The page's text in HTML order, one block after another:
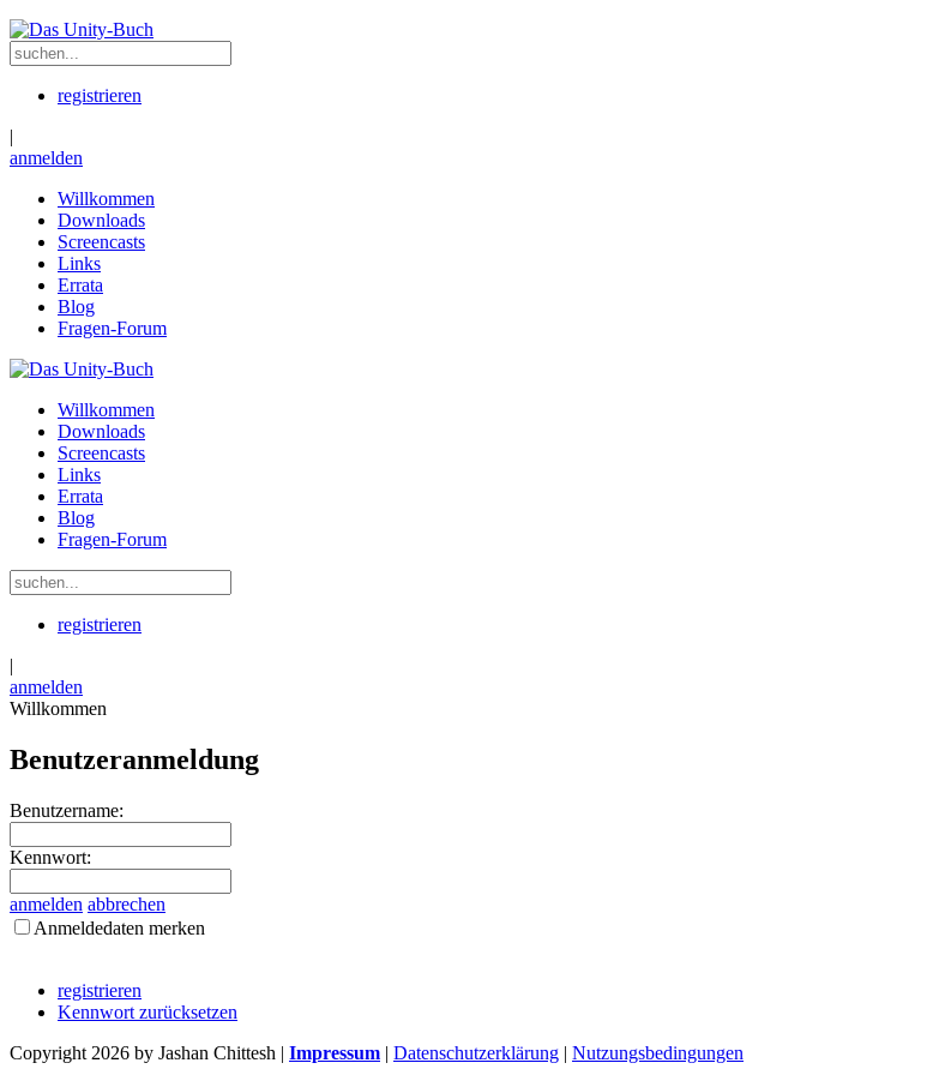
registrieren
|
anmelden
Willkommen
Downloads
Screencasts
Links
Errata
Blog
Fragen-Forum
Willkommen
Downloads
Screencasts
Links
Errata
Blog
Fragen-Forum
registrieren
|
anmelden
Willkommen
Benutzeranmeldung
Benutzername:
Kennwort:
anmelden abbrechen
Anmeldedaten merken
registrieren
Kennwort zurücksetzen
Copyright 2026 by Jashan Chittesh | Impressum | Datenschutzerklärung | Nutzungsbedingungen